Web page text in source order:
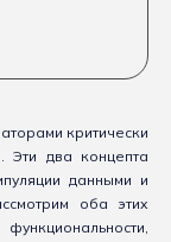
критически
Эти два концепта
данными и
оба этих